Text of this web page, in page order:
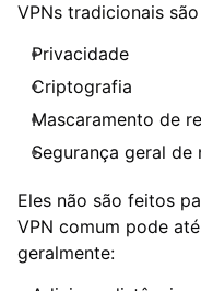
VPNs tradicionais
Privacidade
Criptografia
Mascaramento de
Segurança geral de
Eles não são feitos
VPN comum pode
geralmente: